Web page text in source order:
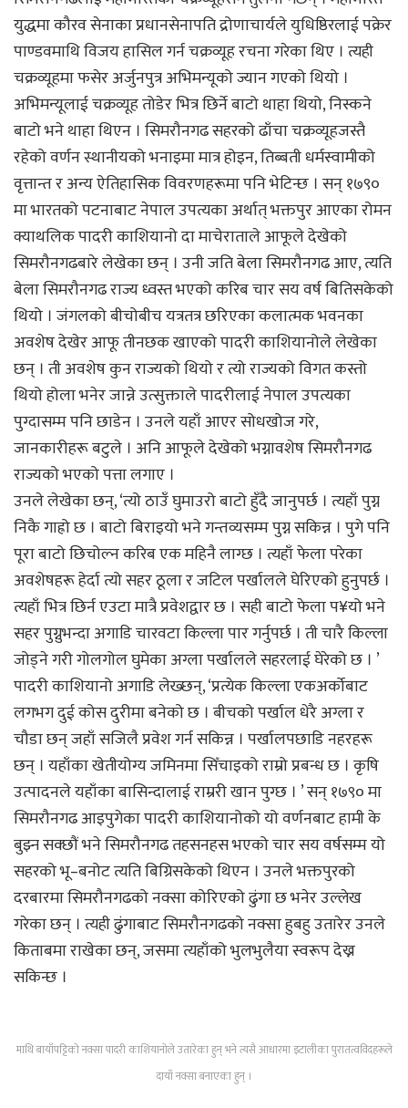
युद्धमा कौरव सेनाका प्रधानसेनापति द्रोणाचार्यले युधिष्ठिरलाई पक्रेर
पाण्डवमाथि विजय हासिल गर्न चक्रव्यूह रचना गरेका थिए । त्यही
चक्रव्यूहमा फसेर अर्जुनपुत्र अभिमन्यूको ज्यान गएको थियो ।
अभिमन्यूलाई चक्रव्यूह तोडेर भित्र छिर्ने बाटो थाहा थियो, निस्कने
बाटो भने थाहा थिएन । सिमरौनगढ सहरको ढाँचा चक्रव्यूहजस्तै
रहेको वर्णन स्थानीयको भनाइमा मात्र होइन, तिब्बती धर्मस्वामीको
वृत्तान्त र अन्य ऐतिहासिक विवरणहरूमा पनि भेटिन्छ । सन् १७९०
मा भारतको पटनाबाट नेपाल उपत्यका अर्थात् भक्तपुर आएका रोमन
क्याथलिक पादरी काशियानो दा माचेराताले आफूले देखेको
सिमरौनगढबारे लेखेका छन् । उनी जति बेला सिमरौनगढ आए, त्यति
बेला सिमरौनगढ राज्य ध्वस्त भएको करिब चार सय वर्ष बितिसकेको
थियो । जंगलको बीचोबीच यत्रतत्र छरिएका कलात्मक भवनका
अवशेष देखेर आफू तीनछक खाएको पादरी काशियानोले लेखेका
छन् । ती अवशेष कुन राज्यको थियो र त्यो राज्यको विगत कस्तो
थियो होला भनेर जान्ने उत्सुक्ताले पादरीलाई नेपाल उपत्यका
पुग्दासम्म पनि छाडेन । उनले यहाँ आएर सोधखोज गरे,
जानकारीहरू बटुले । अनि आफूले देखेको भग्नावशेष सिमरौनगढ
राज्यको भएको पत्ता लगाए ।
उनले लेखेका छन्, ‘त्यो ठाउँ घुमाउरो बाटो हुँदै जानुपर्छ । त्यहाँ पुग्न
निकै गाह्रो छ । बाटो बिराइयो भने गन्तव्यसम्म पुग्न सकिन्न । पुगे पनि
पूरा बाटो छिचोल्न करिब एक महिनै लाग्छ । त्यहाँ फेला परेका
अवशेषहरू हेर्दा त्यो सहर ठूला र जटिल पर्खालले घेरिएको हुनुपर्छ ।
त्यहाँ भित्र छिर्न एउटा मात्रै प्रवेशद्वार छ । सही बाटो फेला प¥यो भने
सहर पुग्नुभन्दा अगाडि चारवटा किल्ला पार गर्नुपर्छ । ती चारै किल्ला
जोड्ने गरी गोलगोल घुमेका अग्ला पर्खालले सहरलाई घेरेको छ । ’
पादरी काशियानो अगाडि लेख्छन्, ‘प्रत्येक किल्ला एकअर्कोबाट
लगभग दुई कोस दुरीमा बनेको छ । बीचको पर्खाल धेरै अग्ला र
चौडा छन् जहाँ सजिलै प्रवेश गर्न सकिन्न । पर्खालपछाडि नहरहरू
छन् । यहाँका खेतीयोग्य जमिनमा सिँचाइको राम्रो प्रबन्ध छ । कृषि
उत्पादनले यहाँका बासिन्दालाई राम्ररी खान पुग्छ । ’ सन् १७९० मा
सिमरौनगढ आइपुगेका पादरी काशियानोको यो वर्णनबाट हामी के
बुझ्न सक्छौं भने सिमरौनगढ तहसनहस भएको चार सय वर्षसम्म यो
सहरको भू–बनोट त्यति बिग्रिसकेको थिएन । उनले भक्तपुरको
दरबारमा सिमरौनगढको नक्सा कोरिएको ढुंगा छ भनेर उल्लेख
गरेका छन् । त्यही ढुंगाबाट सिमरौनगढको नक्सा हुबहु उतारेर उनले
किताबमा राखेका छन्, जसमा त्यहाँको भुलभुलैया स्वरूप देख्न
सकिन्छ ।
माथि बायाँपट्टिको नक्सा पादरी काशियानोले उतारेका हुन् भने त्यसै आधारमा इटालीका पुरातत्वविदहरूले
दायाँ नक्सा बनाएका हुन् ।